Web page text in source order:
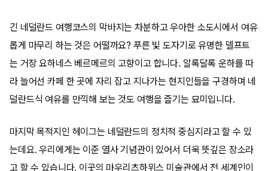
긴 네덜란드 여행코스의 막바지는 차분하고 우아한 소도시에서 여유
롭게 마무리 하는 것은 어떨까요? 푸른 빛 도자기로 유명한 델프트
는 거장 요하네스 베르메르의 고향이고 합니다. 알록달록 운하를 따
라 늘어선 카페 한 곳에 자리 잡고 지나가는 현지인들을 구경하며 네
덜란드식 여유를 만끽해 보는 것도 여행을 즐기는 묘미입니다.
마지막 목적지인 헤이그는 네덜란드의 정치적 중심지라고 할 수 있
는데요. 우리에게는 이준 열사 기념관이 있어서 더욱 뜻깊은 장소라
고 할 수 있습니다. 이곳의 마우리츠하위스 미술관에서 전 세계인이